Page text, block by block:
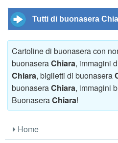
Tutti di buonasera
Cartoline di buonasera con
buonaseraChiara, immagini
Chiara, biglietti di buonasera
buonaseraChiara, immagini
BuonaseraChiara!
Home